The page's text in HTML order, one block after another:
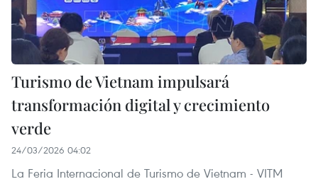
Turismo de Vietnam impulsará
transformación digital y crecimiento
verde
24/03/2026 04:02
La Feria Internacional de Turismo de Vietnam - VITM